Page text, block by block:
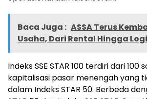
Baca Juga : ASSA Terus
Usaha, Dari Rental Hingga
Indeks SSE STAR 100 terdiri dari 100
kapitalisasi pasar menengah yang
dalam Indeks STAR 50. Berbeda